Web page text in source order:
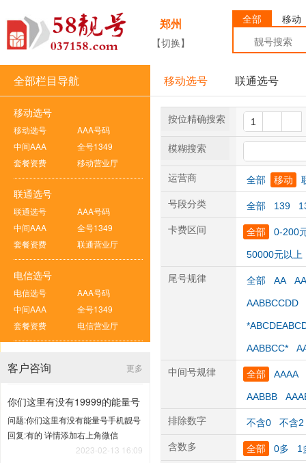
郑州
【切换】
全部 移动
全部栏目导航 移动选号 联通选号
移动选号
移动选号
AAA号码
中间AAA
全号1349
套餐资费
移动营业厅
联通选号
联通选号
AAA号码
中间AAA
全号1349
套餐资费
联通营业厅
电信选号
电信选号
AAA号码
中间AAA
全号1349
套餐资费
电信营业厅
更多
客户咨询
你们这里有没有19999的能量号
问题:你们这里有没有能量号手机靓号
回复:有的 详情添加右上角微信
2023-02-13 16:09
按位精确搜索
模糊搜索
运营商 全部 移动
号段分类 全部 139
卡费区间 全部 0-200
50000元以上
尾号规律 全部 AA
AABBCCDD
AABBCC*
中间号规律 全部 AAAA
AABBB
排除数字 不含0 不含2
含数多 全部 0多 1